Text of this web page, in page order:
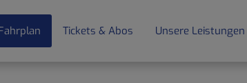
Tickets & Abos Unsere Leistungen